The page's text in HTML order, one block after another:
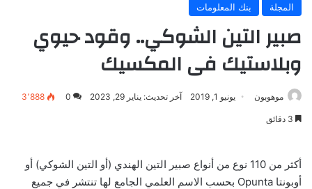
المجلة بنك المعلومات
صبير التين الشوكي.. وقود حيوي
وبلاستيك فى المكسيك
موهوبون يونيو 1, 2019 آخر تحديث: يناير 29, 2023 0 3٬888
أكثر من 110 نوع من أنواع صبير التين الهندي (أو التين الشوكي) أو
أوبونتا Opunta بحسب الاسم العلمي الجامع لها تنتشر في جميع